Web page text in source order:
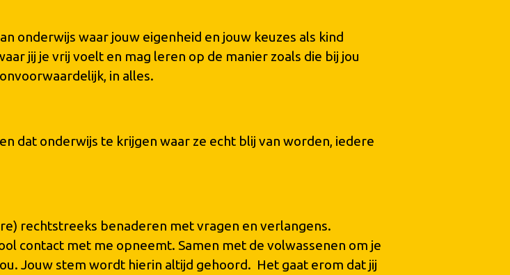
onderwijs waar jouw eigenheid en jouw keuzes als kind
jij je vrij voelt en mag leren op de manier zoals die bij jou
in alles.
dat onderwijs te krijgen waar ze echt blij van worden, iedere
rechtstreeks benaderen met vragen en verlangens.
contact met me opneemt. Samen met de volwassenen om je
Jouw stem wordt hierin altijd gehoord. Het gaat erom dat jij